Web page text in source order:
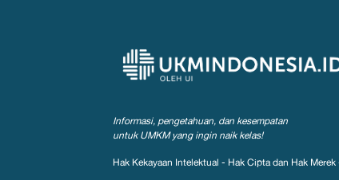
Informasi, pengetahuan, dan kesempatan
untuk UMKM yang ingin naik kelas!
Hak Kekayaan Intelektual - Hak Cipta dan Hak